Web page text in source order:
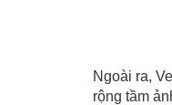
Ngoài ra,
rộng tầm